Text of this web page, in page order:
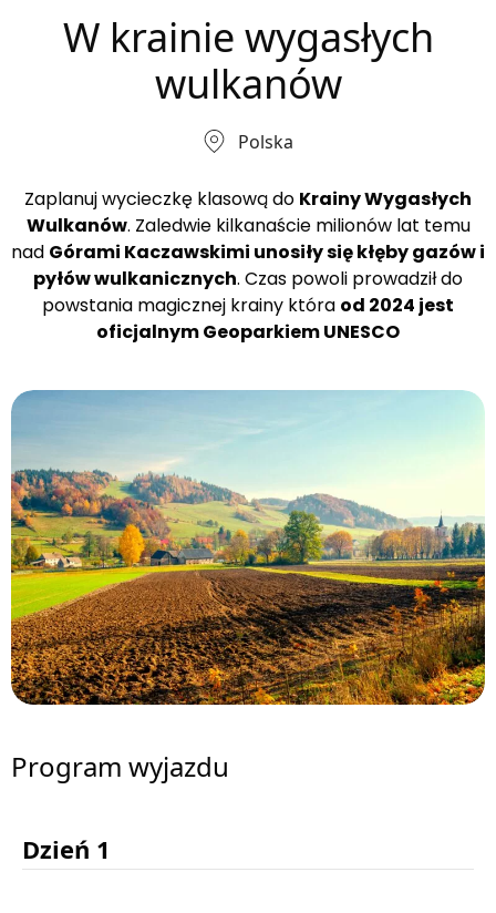
W krainie wygasłych
wulkanów
Polska
Zaplanuj wycieczkę klasową do Krainy Wygasłych
Wulkanów. Zaledwie kilkanaście milionów lat temu
nad Górami Kaczawskimi unosiły się kłęby gazów i
pyłów wulkanicznych. Czas powoli prowadził do
powstania magicznej krainy która od 2024 jest
oficjalnym Geoparkiem UNESCO
Program wyjazdu
Dzień 1